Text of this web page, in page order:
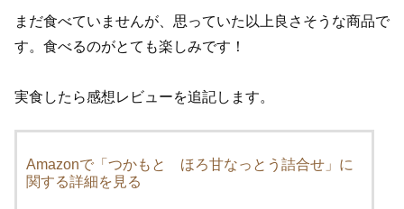
まだ食べていませんが、思っていた以上良さそうな商品で
す。食べるのがとても楽しみです！
実食したら感想レビューを追記します。
Amazonで「つかもと ほろ甘なっとう詰合せ」に
関する詳細を見る